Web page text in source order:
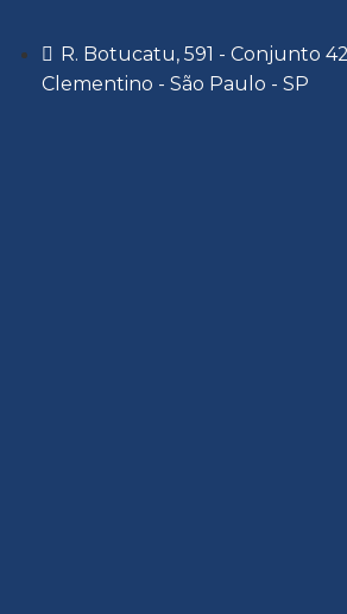
R. Botucatu, 591 - Conjunto
Clementino - São Paulo - SP